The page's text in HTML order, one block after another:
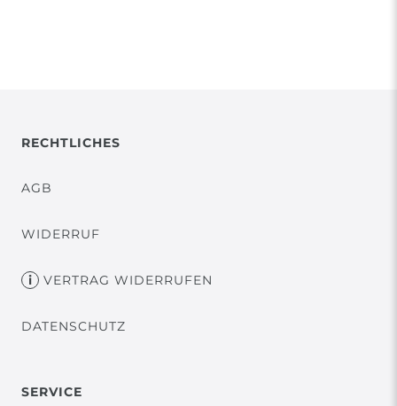
RECHTLICHES
AGB
WIDERRUF
VERTRAG WIDERRUFEN
DATENSCHUTZ
SERVICE